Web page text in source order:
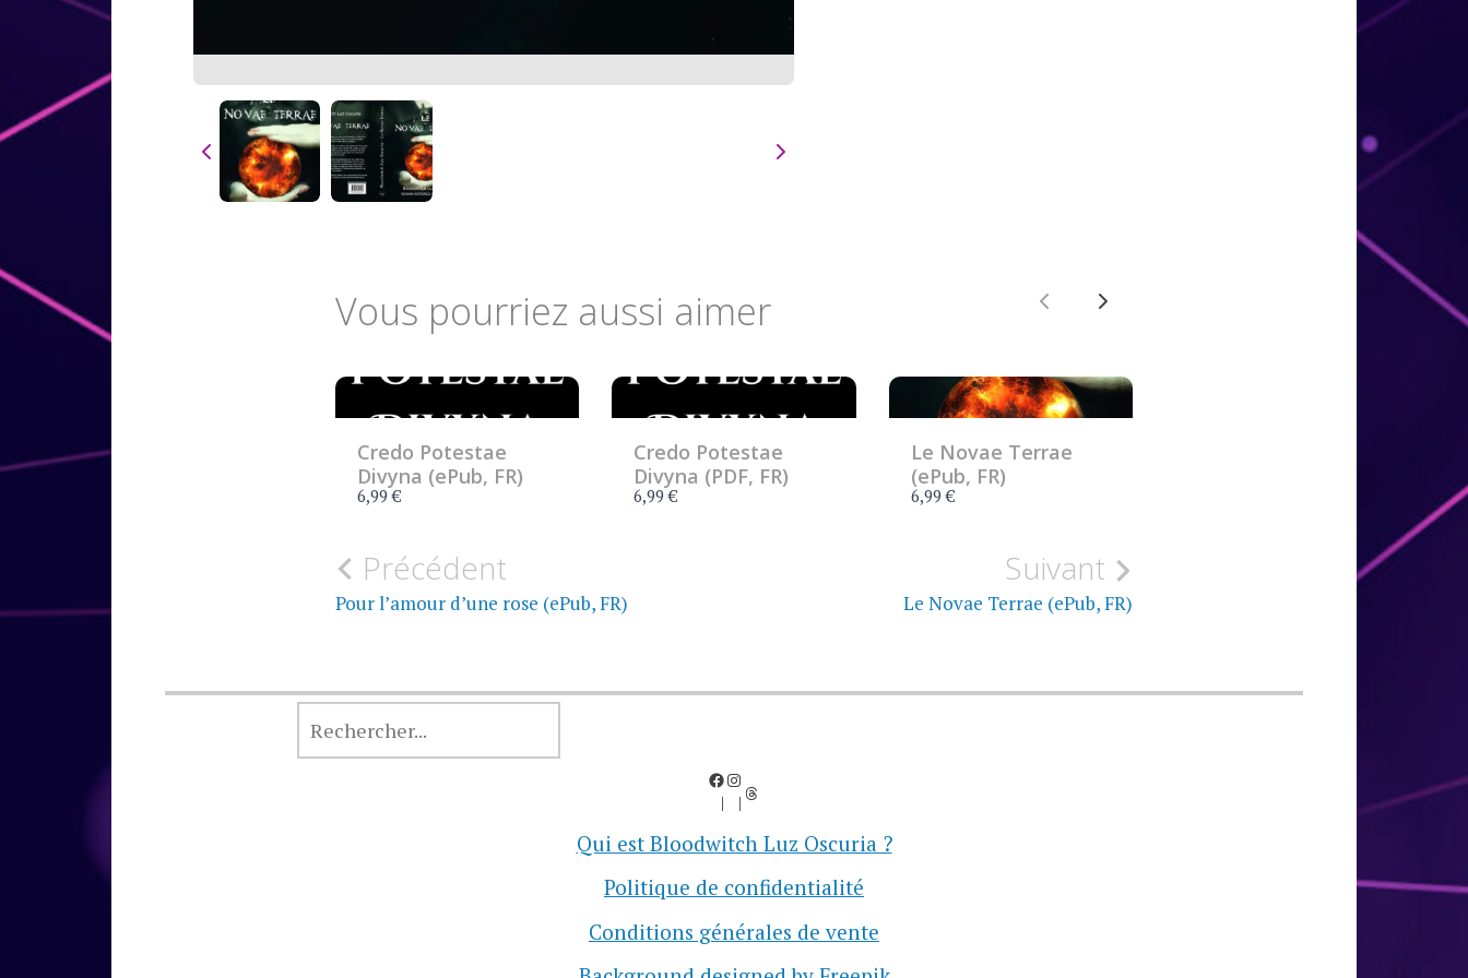
Vous pourriez aussi aimer
Credo Potestae
Divyna (ePub, FR)
6,99 €
Credo Potestae
Divyna (PDF, FR)
6,99 €
Le Novae Terrae
(ePub, FR)
6,99 €
Navigation
de
Précédent
Pour l’amour d’une rose (ePub, FR)
Suivant
Le Novae Terrae (ePub, FR)
Facebook
Instagram
Threads
Qui est Bloodwitch Luz Oscuria ?
Politique de confidentialité
Conditions générales de vente